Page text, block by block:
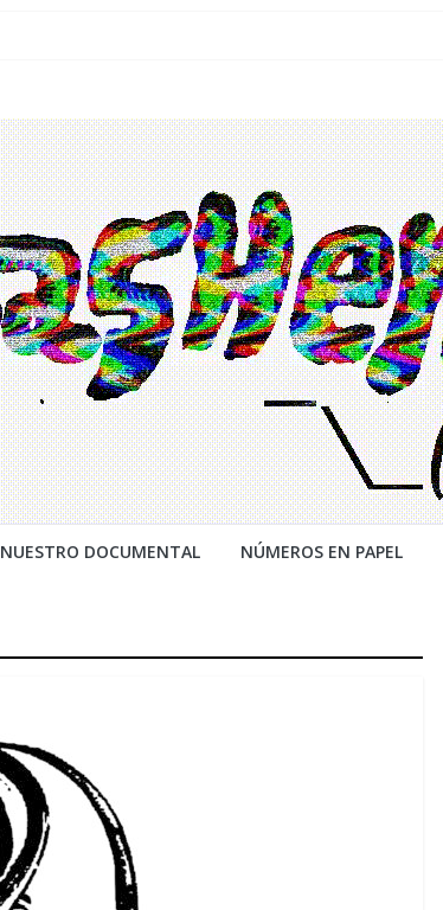
NUESTRO DOCUMENTAL NÚMEROS EN PAPEL